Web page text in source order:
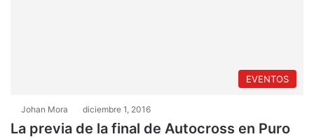
EVENTOS
Johan Mora diciembre 1, 2016
La previa de la final de Autocross en Puro